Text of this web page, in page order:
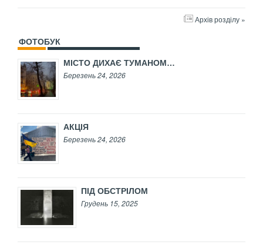
Архів розділу »
ФОТОБУК
МІСТО ДИХАЄ ТУМАНОМ…
Березень 24, 2026
АКЦІЯ
Березень 24, 2026
ПІД ОБСТРІЛОМ
Грудень 15, 2025